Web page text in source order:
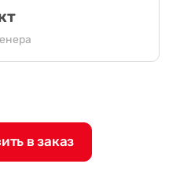
в заказ